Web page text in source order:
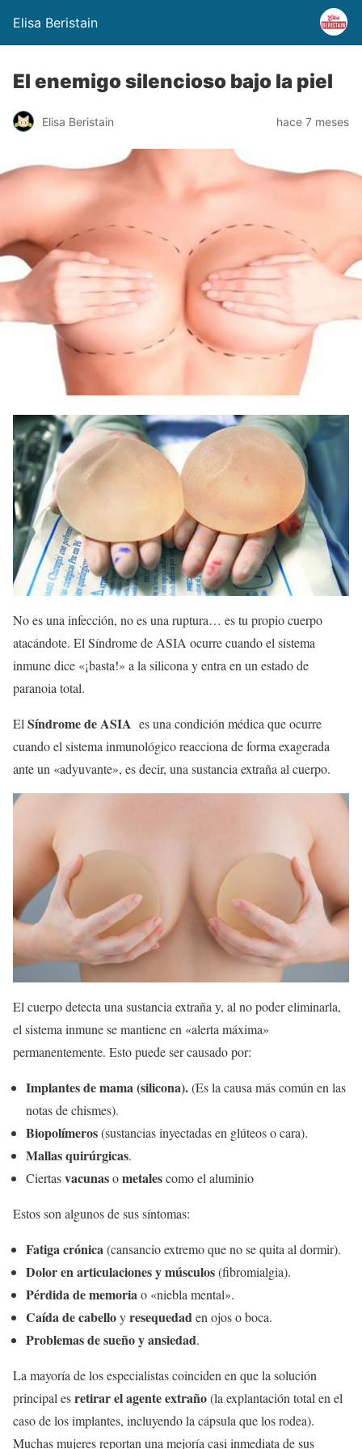
Elisa Beristain
El enemigo silencioso bajo la piel
Elisa Beristain hace 7 meses
No es una infección, no es una ruptura… es tu propio cuerpo
atacándote. El Síndrome de ASIA ocurre cuando el sistema
inmune dice «¡basta!» a la silicona y entra en un estado de
paranoia total.
El Síndrome de ASIA es una condición médica que ocurre
cuando el sistema inmunológico reacciona de forma exagerada
ante un «adyuvante», es decir, una sustancia extraña al cuerpo.
El cuerpo detecta una sustancia extraña y, al no poder eliminarla,
el sistema inmune se mantiene en «alerta máxima»
permanentemente. Esto puede ser causado por:
Implantes de mama (silicona).(Es la causa más común en las
notas de chismes).
Biopolímeros(sustancias inyectadas en glúteos o cara).
Mallas quirúrgicas.
Ciertasvacunasometalescomo el aluminio
Estos son algunos de sus síntomas:
Fatiga crónica(cansancio extremo que no se quita al dormir).
Dolor en articulaciones y músculos(fibromialgia).
Pérdida de memoriao «niebla mental».
Caída de cabelloyresequedaden ojos o boca.
Problemas de sueño y ansiedad.
La mayoría de los especialistas coinciden en que la solución
principal esretirar el agente extraño(la explantación total en el
caso de los implantes, incluyendo la cápsula que los rodea).
Muchas mujeres reportan una mejoría casi inmediata de sus